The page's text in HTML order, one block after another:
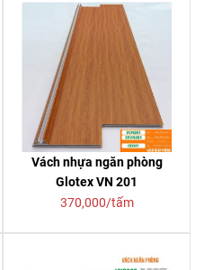
Vách nhựa ngăn phòng
Glotex VN 201
370,000/tấm